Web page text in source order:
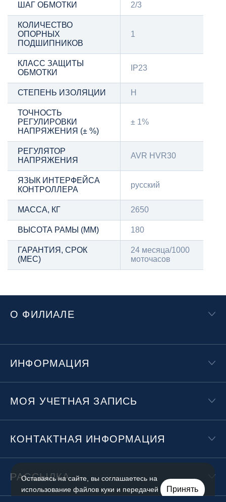
ШАГ ОБМОТКИ 2/3
КОЛИЧЕСТВО
ОПОРНЫХ
ПОДШИПНИКОВ
1
КЛАСС ЗАЩИТЫ
ОБМОТКИ
IP23
СТЕПЕНЬ ИЗОЛЯЦИИ Н
ТОЧНОСТЬ
РЕГУЛИРОВКИ
НАПРЯЖЕНИЯ (± %)
± 1%
РЕГУЛЯТОР
НАПРЯЖЕНИЯ
AVR HVR30
ЯЗЫК ИНТЕРФЕЙСА
КОНТРОЛЛЕРА
русский
МАССА, КГ 2650
ВЫСОТА РАМЫ (ММ) 180
ГАРАНТИЯ, СРОК
(МЕС)
24 месяца/1000
моточасов
О ФИЛИАЛЕ
ИНФОРМАЦИЯ
МОЯ УЧЕТНАЯ ЗАПИСЬ
КОНТАКТНАЯ ИНФОРМАЦИЯ
РАССЫЛКА
Оставаясь на сайте, вы соглашаетесь на
использование файлов куки и передачей
Принять